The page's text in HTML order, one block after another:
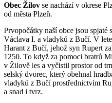
Obec Žilov se nachází v okrese
od města Plzeň.
Prvopočátky naší obce jsou spjaté
Václava I. a vladyků z Bučí. V
Harant z Bučí, jehož syn Rupert
1250. To když za pomoci bratrů
v Žilově les a vyčistil prostor od
selský dvorec, který obehnal
vladyků z Bučí prostřednictvím
a snad i tvrz.